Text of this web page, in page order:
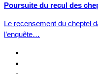
Poursuite du recul des
Le recensement du cheptel
l’enquête…